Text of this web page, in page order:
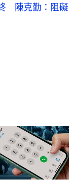
陳克勤：阻礙